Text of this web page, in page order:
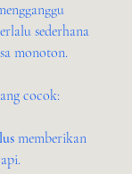
sederhana
monoton.
cocok:
memberikan